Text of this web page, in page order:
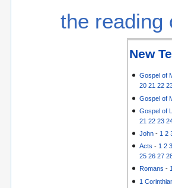
the reading
New
Gospel of
20 21 22
Gospel of
Gospel of
21 22 23
John - 1 2
Acts - 1 2
25 26 27
Romans -
1